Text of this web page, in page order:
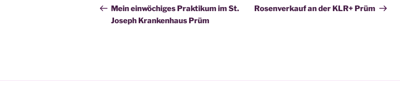
Beitrag
Mein einwöchiges Praktikum im St.
Joseph Krankenhaus Prüm
Beitrag
Rosenverkauf an der KLR+ Prüm